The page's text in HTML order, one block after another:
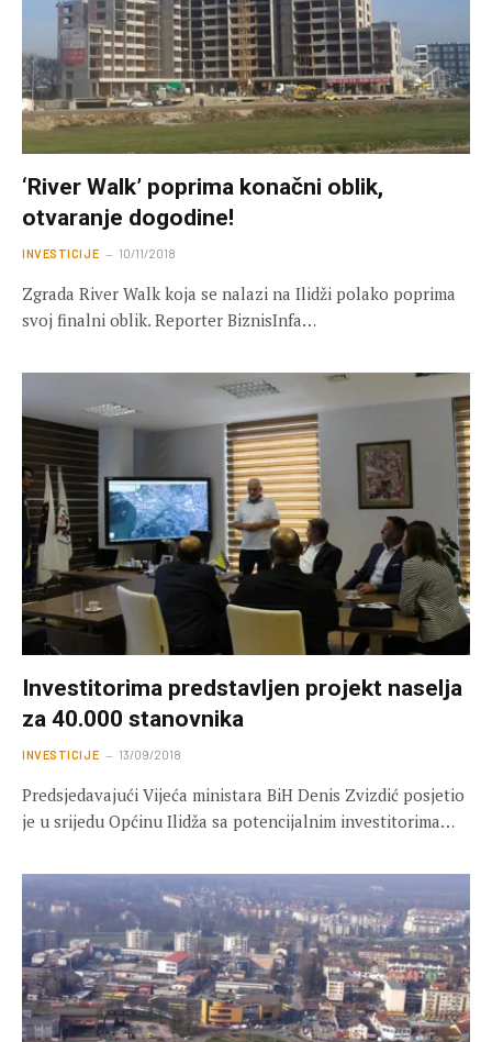
‘River Walk’ poprima konačni oblik,
otvaranje dogodine!
INVESTICIJE 10/11/2018
Zgrada River Walk koja se nalazi na Ilidži polako poprima
svoj finalni oblik. Reporter BiznisInfa…
Investitorima predstavljen projekt naselja
za 40.000 stanovnika
INVESTICIJE 13/09/2018
Predsjedavajući Vijeća ministara BiH Denis Zvizdić posjetio
je u srijedu Općinu Ilidža sa potencijalnim investitorima…